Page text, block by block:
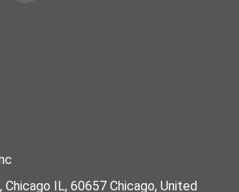
Chicago IL, 60657 Chicago, United